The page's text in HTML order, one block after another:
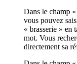
Dans le champ
vous pouvez
« brasserie » en
mot. Vous
directement sa